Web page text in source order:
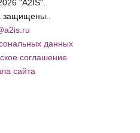
"A2IS".
защищены..
данных
соглашение
сайта